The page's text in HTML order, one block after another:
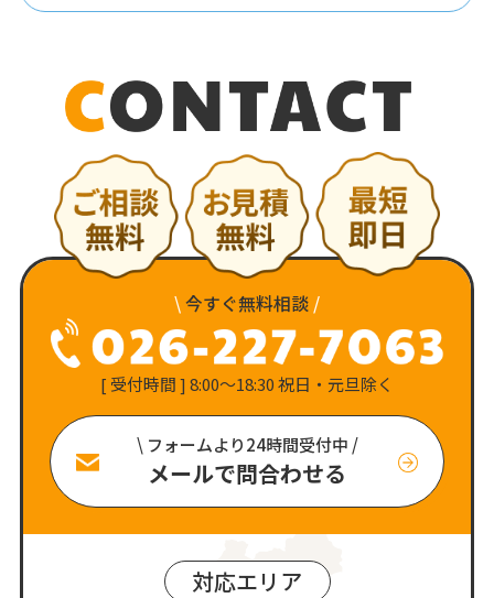
\ 今すぐ無料相談 /
[ 受付時間 ] 8:00〜18:30 祝日・元旦除く
\ フォームより24時間受付中 /
メールで問合わせる
対応エリア